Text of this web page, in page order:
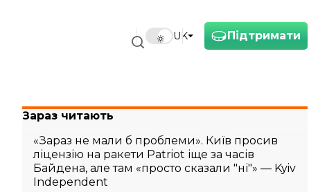
Підтримати
UK
Зараз читають
«Зараз не мали б проблеми». Київ просив
ліцензію на ракети Patriot іще за часів
Байдена, але там «просто сказали "ні"» — Kyiv
Independent